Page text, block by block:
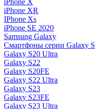
iPhone X
iPhone XR
IPhone Xs
iPhone SE 2020
Samsung Galaxy
Смартфоны серии Galaxy S
Galaxy S20 Ultra
Galaxy S22
Galaxy S20FE
Galaxy S22 Ultra
Galaxy S23
Galaxy S23FE
Galaxy S23 Ultra